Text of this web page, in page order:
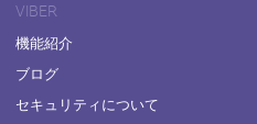
VIBER
機能紹介
ブログ
セキュリティについて